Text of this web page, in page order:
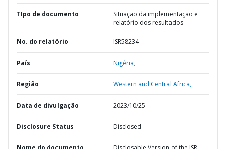
TIpo de documento
Situação da implementação e
relatório dos resultados
No. do relatório ISR58234
País Nigéria,
Região Western and Central Africa,
Data de divulgação 2023/10/25
Disclosure Status Disclosed